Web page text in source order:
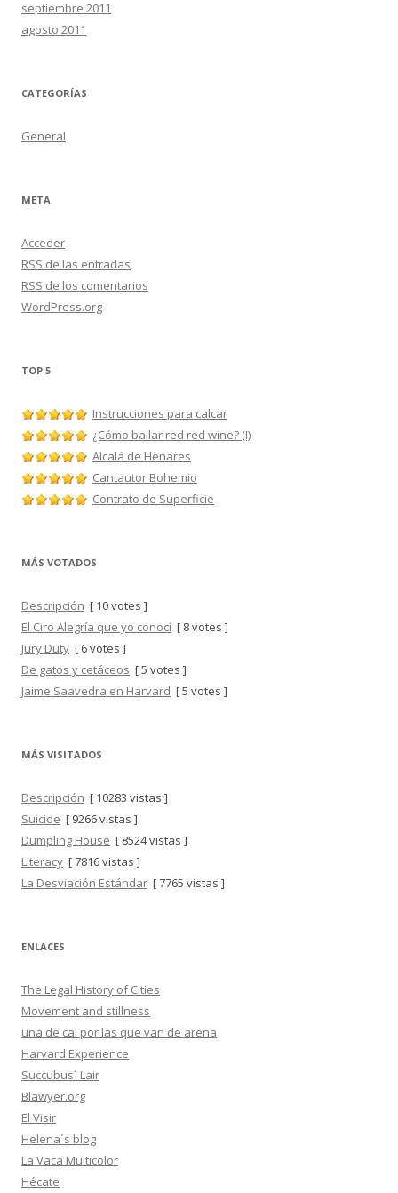
septiembre 2011
agosto 2011
CATEGORÍAS
General
META
Acceder
RSS de las entradas
RSS de los comentarios
WordPress.org
TOP 5
Instrucciones para calcar
¿Cómo bailar red red wine? (I)
Alcalá de Henares
Cantautor Bohemio
Contrato de Superficie
MÁS VOTADOS
Descripción [ 10 votes ]
El Ciro Alegría que yo conocí [ 8 votes ]
Jury Duty [ 6 votes ]
De gatos y cetáceos [ 5 votes ]
Jaime Saavedra en Harvard [ 5 votes ]
MÁS VISITADOS
Descripción [ 10283 vistas ]
Suicide [ 9266 vistas ]
Dumpling House [ 8524 vistas ]
Literacy [ 7816 vistas ]
La Desviación Estándar [ 7765 vistas ]
ENLACES
The Legal History of Cities
Movement and stillness
una de cal por las que van de arena
Harvard Experience
Succubus´ Lair
Blawyer.org
El Visir
Helena´s blog
La Vaca Multicolor
Hécate